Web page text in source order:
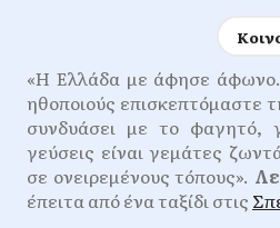
«Η Ελλάδα με άφησε
ηθοποιούς επισκεπτόμαστε
συνδυάσει με το φαγητό,
γεύσεις είναι γεμάτες
σε ονειρεμένους τόπους».
έπειτα από ένα ταξίδι στις